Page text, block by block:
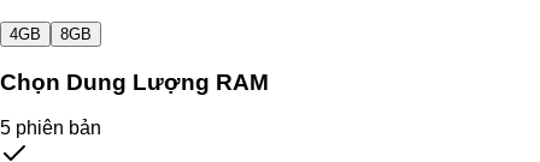
4GB 8GB
Chọn Dung Lượng RAM
5 phiên bản